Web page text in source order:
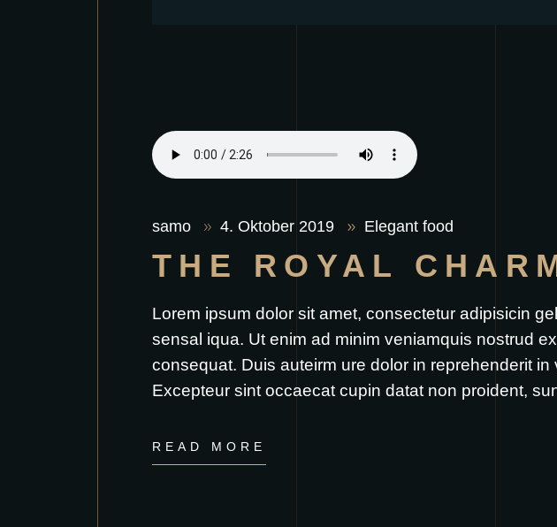
samo 4. Oktober 2019 Elegant food
THE ROYAL
Lorem ipsum dolor sit amet, consectetur adipisicin
sensal iqua. Ut enim ad minim veniamquis nostrud
consequat. Duis auteirm ure dolor in reprehenderit
Excepteur sint occaecat cupin datat non proident,
READ MORE